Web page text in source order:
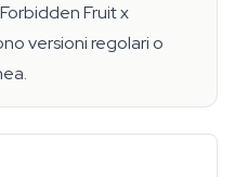
Fruit x
versioni regolari o